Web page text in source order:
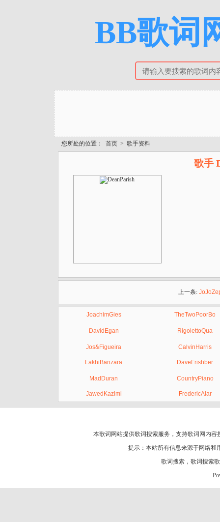
BB歌词
您所处的位置： 首页 > 歌手资料
歌手
上一条:
JoachimGies TheTwoPoorBo
DavidEgan RigolettoQua
Jos&Figueira CalvinHarris
LakhiBanzara DaveFrishber
MadDuran CountryPiano
JawedKazimi FredericAlar
本歌词网站提供歌词搜索服务，支持歌词网 内容
提示：本站所有信息来源于网络
歌词搜索 ， 歌词搜索